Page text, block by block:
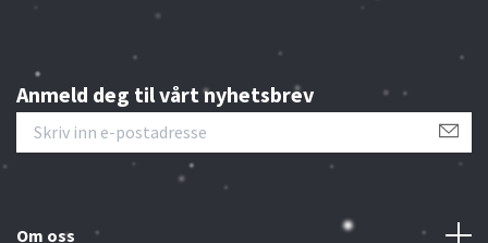
Anmeld deg til vårt nyhetsbrev
Om oss